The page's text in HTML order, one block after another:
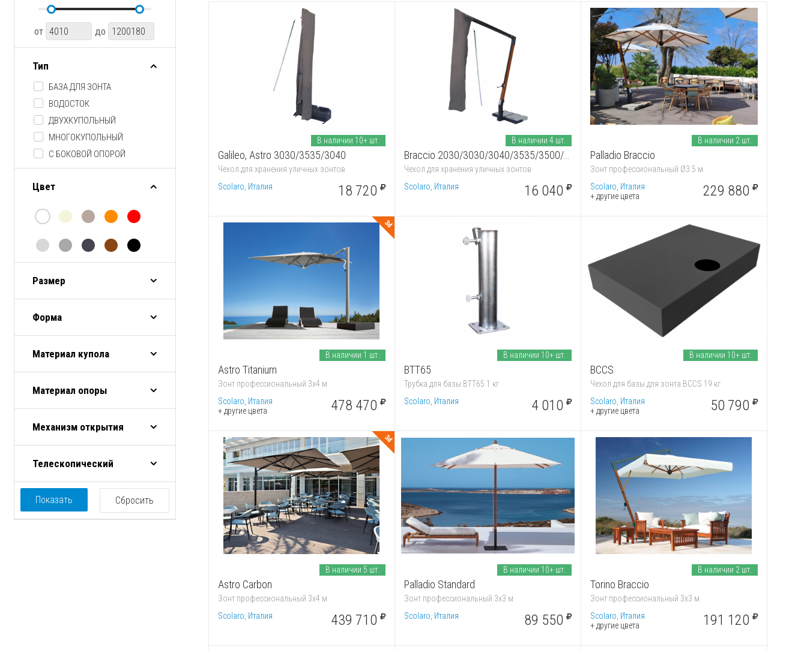
от до
Тип
БАЗА ДЛЯ ЗОНТА
ВОДОСТОК
ДВУХКУПОЛЬНЫЙ
МНОГОКУПОЛЬНЫЙ
С БОКОВОЙ ОПОРОЙ
С ЦЕНТРАЛЬНОЙ ОПОРОЙ
СВЕТИЛЬНИК
УТЯЖЕЛИТЕЛЬ
ФИКСИРУЮЩАЯ ПЛАСТИНА
ЧЕХОЛ
Цвет
Размер
Форма
Материал купола
Материал опоры
Механизм открытия
Телескопический
Показать Сбросить
Galileo, Astro 3030/3535/3040
Чехол для хранения уличных зонтов
Scolaro, Италия
В наличии 10+ шт.
18 720
Braccio 2030/3030/3040/3535/3500/4000
Чехол для хранения уличных зонтов
Scolaro, Италия
В наличии 4 шт.
16 040
Palladio Braccio
Зонт профессиональный Ø3.5 м
Scolaro, Италия
+ другие цвета
В наличии 2 шт.
229 880
3d
Astro Titanium
Зонт профессиональный 3х4 м
Scolaro, Италия
+ другие цвета
В наличии 1 шт.
478 470
BTT65
Трубка для базы BTT65 1 кг
Scolaro, Италия
В наличии 10+ шт.
4 010
BCCS
Чехол для базы для зонта BCCS 19 кг
Scolaro, Италия
+ другие цвета
В наличии 10+ шт.
50 790
3d
Astro Carbon
Зонт профессиональный 3х4 м
Scolaro, Италия
В наличии 5 шт.
439 710
Palladio Standard
Зонт профессиональный 3х3 м
Scolaro, Италия
В наличии 10+ шт.
89 550
Torino Braccio
Зонт профессиональный 3х3 м
Scolaro, Италия
+ другие цвета
В наличии 2 шт.
191 120